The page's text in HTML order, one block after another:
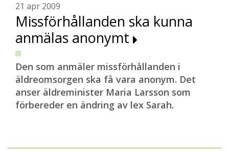
21 apr 2009
Missförhållanden ska kunna
anmälas anonymt
Den som anmäler missförhållanden i
äldreomsorgen ska få vara anonym. Det
anser äldreminister Maria Larsson som
förbereder en ändring av lex Sarah.